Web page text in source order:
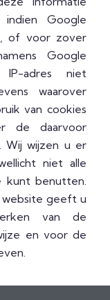
indien Google
of voor zover
Google
adres niet
waarover
van cookies
de daarvoor
Wij wijzen u er
niet alle
kunt benutten.
geeft u
van de
en voor de